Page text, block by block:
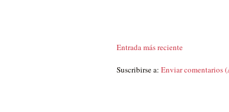
Entrada más reciente
Suscribirse a: Enviar comentarios